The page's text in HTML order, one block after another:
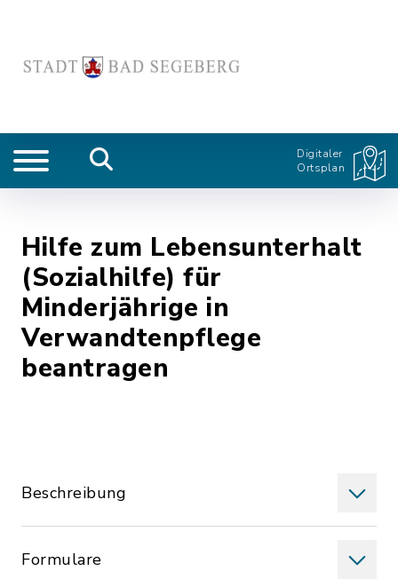
Digitaler
Ortsplan
Hilfe zum Lebensunterhalt
(Sozialhilfe) für
Minderjährige in
Verwandtenpflege
beantragen
Beschreibung
Formulare